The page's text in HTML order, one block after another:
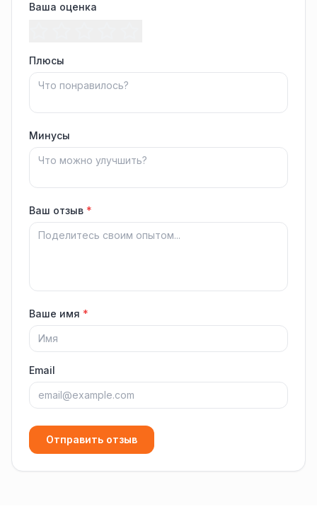
Ваша оценка
Плюсы
Минусы
Ваш отзыв *
Ваше имя *
Email
Отправить отзыв